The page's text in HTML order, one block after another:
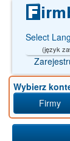
Select
(język
Wybierz
Firmy